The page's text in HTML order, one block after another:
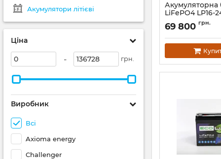
Акумулятори літієві
Ціна
- грн.
Виробник
Всі
Axioma energy
Challenger
Акумуляторна
LiFePO4 LP16-
Артикул: 45525
69 800 грн.